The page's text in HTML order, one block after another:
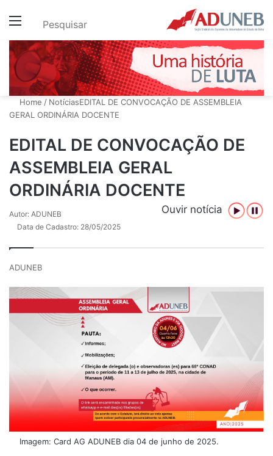
Menu Pesquisar
Home / NotíciasEDITAL DE CONVOCAÇÃO DE ASSEMBLEIA
GERAL ORDINÁRIA DOCENTE
EDITAL DE CONVOCAÇÃO DE
ASSEMBLEIA GERAL
ORDINÁRIA DOCENTE
Ouvir notícia
Autor: ADUNEB
Data de Cadastro: 28/05/2025
ADUNEB
Imagem: Card AG ADUNEB dia 04 de junho de 2025.